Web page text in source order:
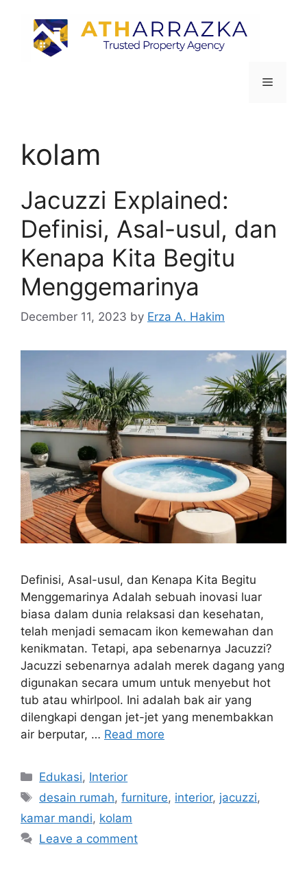
kolam
Jacuzzi Explained:
Definisi, Asal-usul, dan
Kenapa Kita Begitu
Menggemarinya
December 11, 2023 by Erza A. Hakim
Definisi, Asal-usul, dan Kenapa Kita Begitu
Menggemarinya Adalah sebuah inovasi luar
biasa dalam dunia relaksasi dan kesehatan,
telah menjadi semacam ikon kemewahan dan
kenikmatan. Tetapi, apa sebenarnya Jacuzzi?
Jacuzzi sebenarnya adalah merek dagang yang
digunakan secara umum untuk menyebut hot
tub atau whirlpool. Ini adalah bak air yang
dilengkapi dengan jet-jet yang menembakkan
air berputar, … Read more
Edukasi, Interior
desain rumah,furniture, interior, jacuzzi,
kamar mandi, kolam
Leave a comment